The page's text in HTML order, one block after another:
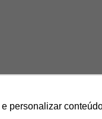
personalizar